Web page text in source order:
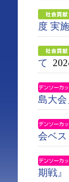
度 実
て
島大
会ベ
期戦』